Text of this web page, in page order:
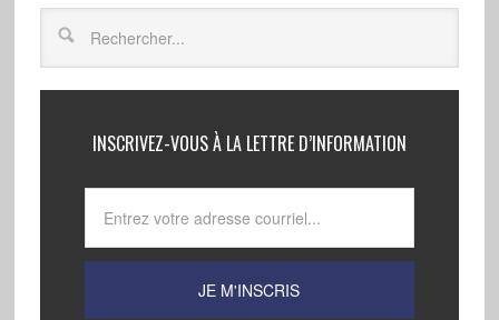
INSCRIVEZ-VOUS À LA LETTRE D’INFORMATION